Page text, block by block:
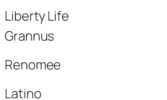
Liberty Life
Grannus
Renomee
Latino